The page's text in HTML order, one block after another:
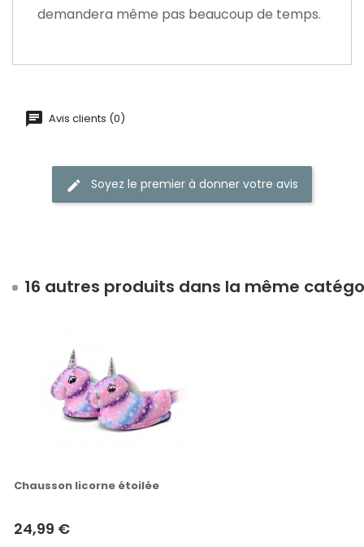
demandera même pas beaucoup de temps.
Avis clients (0)
Soyez le premier à donner votre avis
16 autres produits dans la même
Chausson licorne étoilée
24,99 €